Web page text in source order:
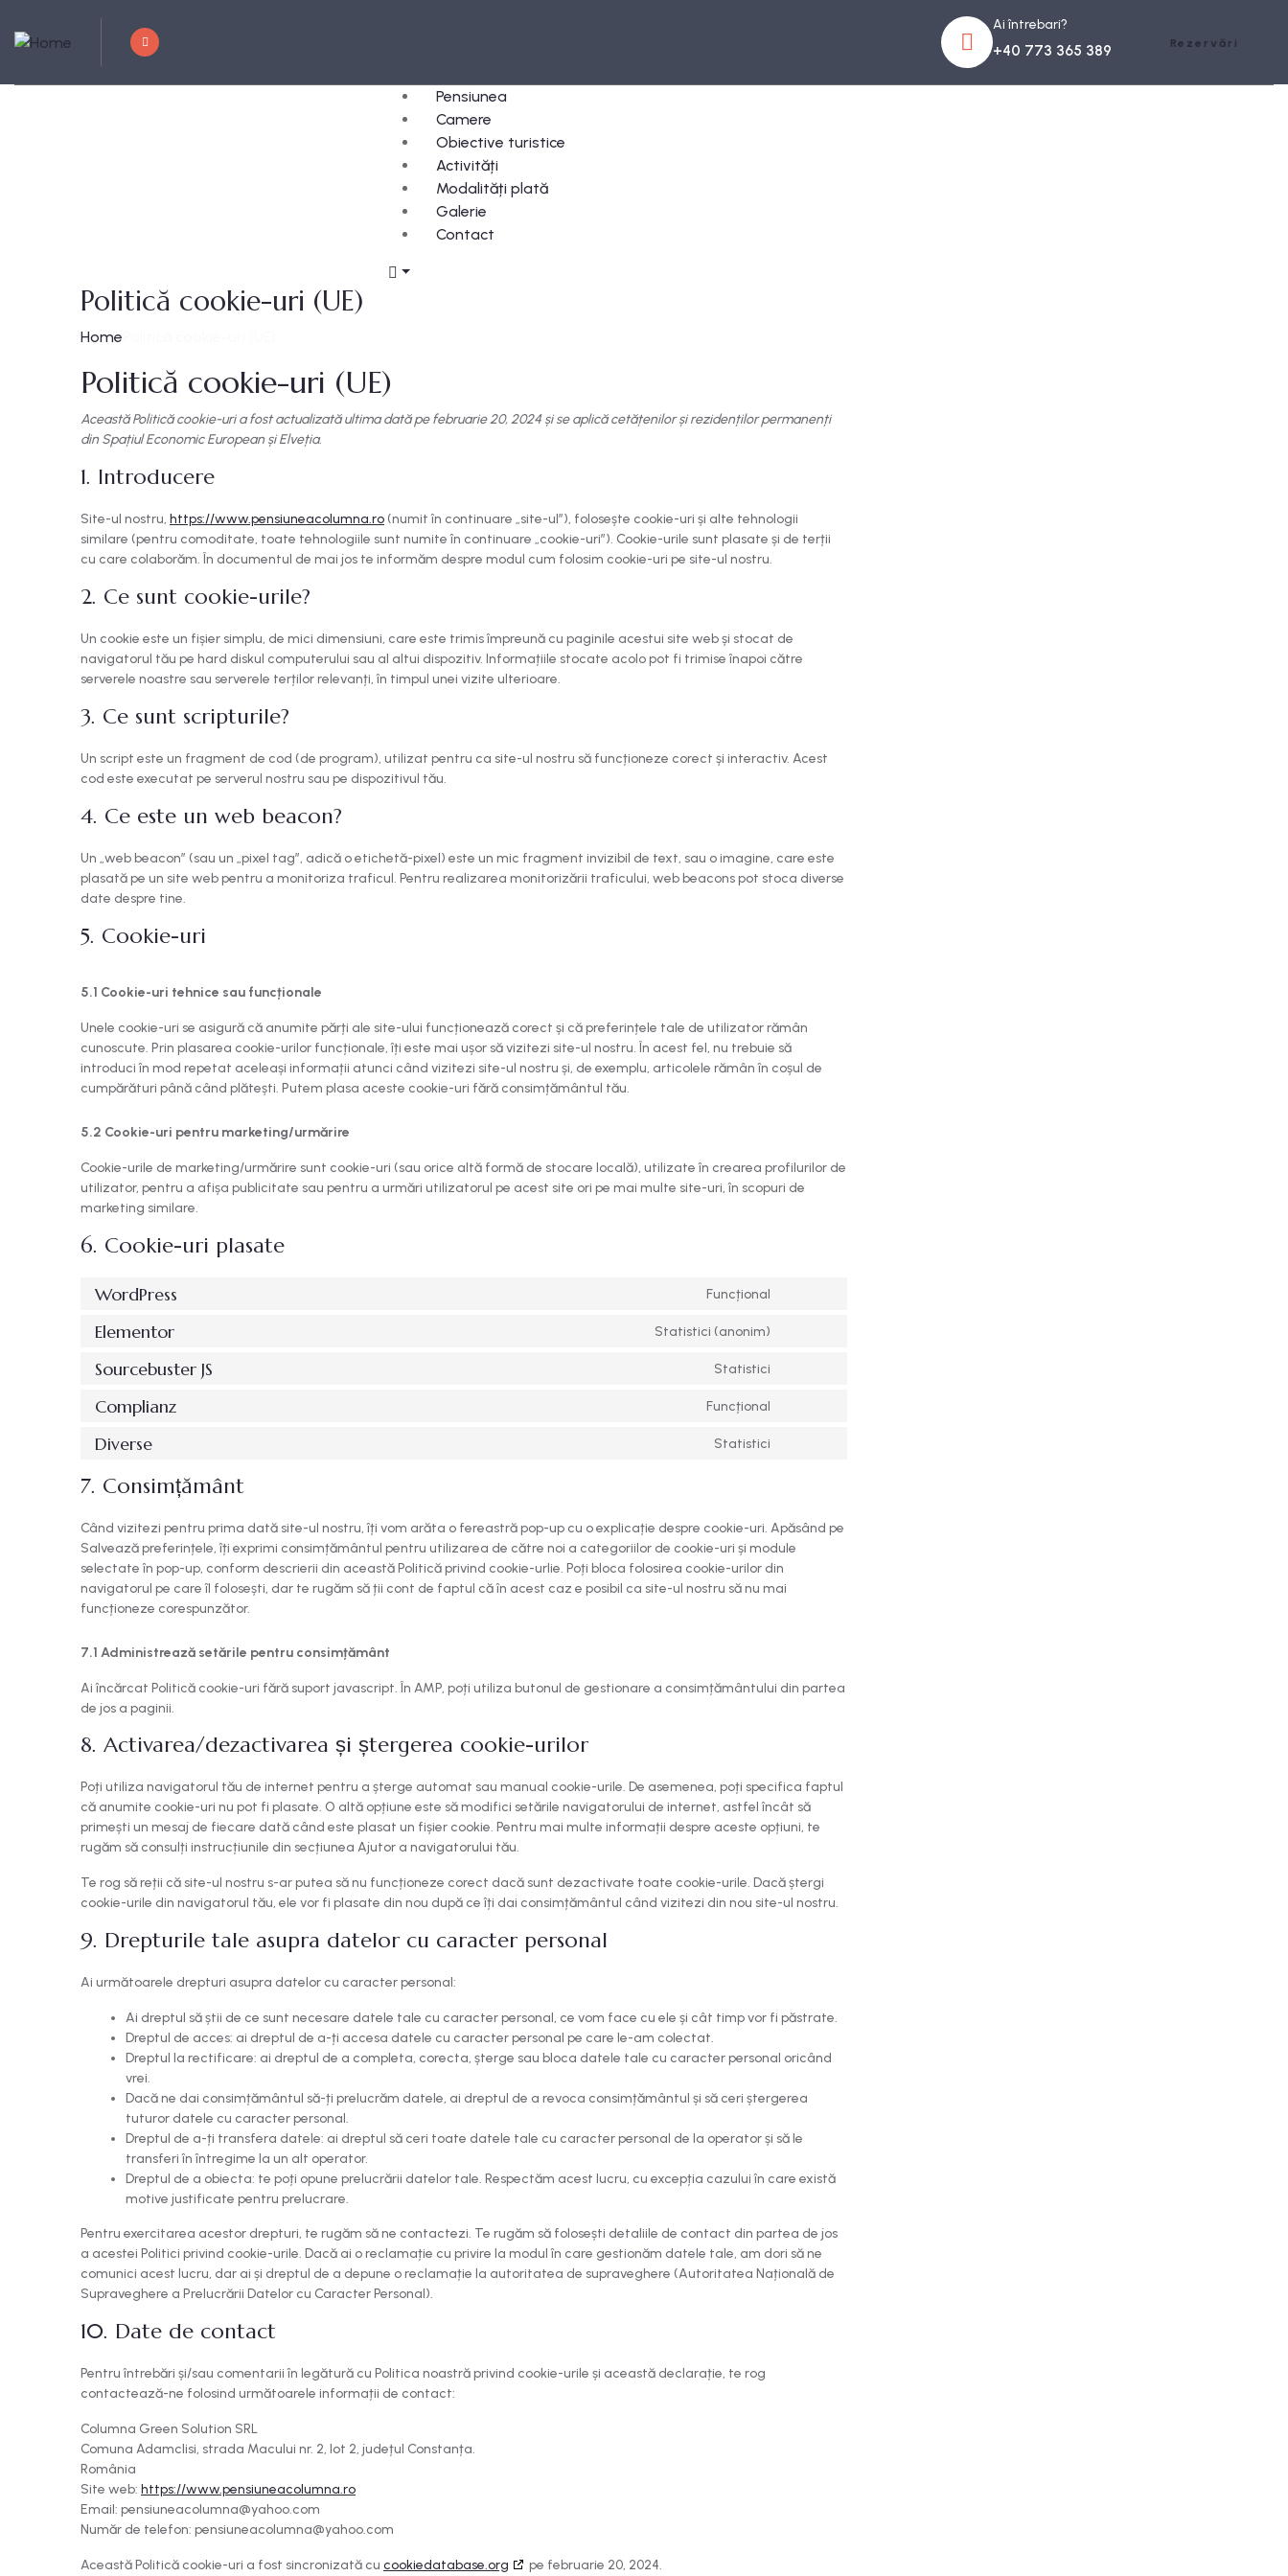
Ai întrebari?
+40 773 365 389 Rezervări
Pensiunea
Camere
Obiective turistice
Activități
Modalități plată
Galerie
Contact
Politică cookie-uri (UE)
Home
Politică cookie-uri (UE)
Această Politică cookie-uri a fost actualizată ultima dată pe februarie 20, 2024 și se aplică cetățenilor și rezidenților permanenți
din Spațiul Economic European și Elveția.
1. Introducere
Site-ul nostru, https://www.pensiuneacolumna.ro (numit în continuare „site-ul”), folosește cookie-uri și alte tehnologii
similare (pentru comoditate, toate tehnologiile sunt numite în continuare „cookie-uri”). Cookie-urile sunt plasate și de terții
cu care colaborăm. În documentul de mai jos te informăm despre modul cum folosim cookie-uri pe site-ul nostru.
2. Ce sunt cookie-urile?
Un cookie este un fișier simplu, de mici dimensiuni, care este trimis împreună cu paginile acestui site web și stocat de
navigatorul tău pe hard diskul computerului sau al altui dispozitiv. Informațiile stocate acolo pot fi trimise înapoi către
serverele noastre sau serverele terților relevanți, în timpul unei vizite ulterioare.
3. Ce sunt scripturile?
Un script este un fragment de cod (de program), utilizat pentru ca site-ul nostru să funcționeze corect și interactiv. Acest
cod este executat pe serverul nostru sau pe dispozitivul tău.
4. Ce este un web beacon?
Un „web beacon” (sau un „pixel tag”, adică o etichetă-pixel) este un mic fragment invizibil de text, sau o imagine, care este
plasată pe un site web pentru a monitoriza traficul. Pentru realizarea monitorizării traficului, web beacons pot stoca diverse
date despre tine.
5. Cookie-uri
5.1 Cookie-uri tehnice sau funcționale
Unele cookie-uri se asigură că anumite părți ale site-ului funcționează corect și că preferințele tale de utilizator rămân
cunoscute. Prin plasarea cookie-urilor funcționale, îți este mai ușor să vizitezi site-ul nostru. În acest fel, nu trebuie să
introduci în mod repetat aceleași informații atunci când vizitezi site-ul nostru și, de exemplu, articolele rămân în coșul de
cumpărături până când plătești. Putem plasa aceste cookie-uri fără consimțământul tău.
5.2 Cookie-uri pentru marketing/urmărire
Cookie-urile de marketing/urmărire sunt cookie-uri (sau orice altă formă de stocare locală), utilizate în crearea profilurilor de
utilizator, pentru a afișa publicitate sau pentru a urmări utilizatorul pe acest site ori pe mai multe site-uri, în scopuri de
marketing similare.
6. Cookie-uri plasate
WordPress Funcțional
Elementor Statistici (anonim)
Sourcebuster JS Statistici
Complianz Funcțional
Diverse Statistici
7. Consimțământ
Când vizitezi pentru prima dată site-ul nostru, îți vom arăta o fereastră pop-up cu o explicație despre cookie-uri. Apăsând pe
Salvează preferințele, îți exprimi consimțământul pentru utilizarea de către noi a categoriilor de cookie-uri și module
selectate în pop-up, conform descrierii din această Politică privind cookie-urlie. Poți bloca folosirea cookie-urilor din
navigatorul pe care îl folosești, dar te rugăm să ții cont de faptul că în acest caz e posibil ca site-ul nostru să nu mai
funcționeze corespunzător.
7.1 Administrează setările pentru consimțământ
Ai încărcat Politică cookie-uri fără suport javascript. În AMP, poți utiliza butonul de gestionare a consimțământului din partea
de jos a paginii.
8. Activarea/dezactivarea și ștergerea cookie-urilor
Poți utiliza navigatorul tău de internet pentru a șterge automat sau manual cookie-urile. De asemenea, poți specifica faptul
că anumite cookie-uri nu pot fi plasate. O altă opțiune este să modifici setările navigatorului de internet, astfel încât să
primești un mesaj de fiecare dată când este plasat un fișier cookie. Pentru mai multe informații despre aceste opțiuni, te
rugăm să consulți instrucțiunile din secțiunea Ajutor a navigatorului tău.
Te rog să reții că site-ul nostru s-ar putea să nu funcționeze corect dacă sunt dezactivate toate cookie-urile. Dacă ștergi
cookie-urile din navigatorul tău, ele vor fi plasate din nou după ce îți dai consimțământul când vizitezi din nou site-ul nostru.
9. Drepturile tale asupra datelor cu caracter personal
Ai următoarele drepturi asupra datelor cu caracter personal:
Ai dreptul să știi de ce sunt necesare datele tale cu caracter personal, ce vom face cu ele și cât timp vor fi păstrate.
Dreptul de acces: ai dreptul de a-ți accesa datele cu caracter personal pe care le-am colectat.
Dreptul la rectificare: ai dreptul de a completa, corecta, șterge sau bloca datele tale cu caracter personal oricând
vrei.
Dacă ne dai consimțământul să-ți prelucrăm datele, ai dreptul de a revoca consimțământul și să ceri ștergerea
tuturor datele cu caracter personal.
Dreptul de a-ți transfera datele: ai dreptul să ceri toate datele tale cu caracter personal de la operator și să le
transferi în întregime la un alt operator.
Dreptul de a obiecta: te poți opune prelucrării datelor tale. Respectăm acest lucru, cu excepția cazului în care există
motive justificate pentru prelucrare.
Pentru exercitarea acestor drepturi, te rugăm să ne contactezi. Te rugăm să folosești detaliile de contact din partea de jos
a acestei Politici privind cookie-urile. Dacă ai o reclamație cu privire la modul în care gestionăm datele tale, am dori să ne
comunici acest lucru, dar ai și dreptul de a depune o reclamație la autoritatea de supraveghere (Autoritatea Națională de
Supraveghere a Prelucrării Datelor cu Caracter Personal).
10. Date de contact
Pentru întrebări și/sau comentarii în legătură cu Politica noastră privind cookie-urile și această declarație, te rog
contactează-ne folosind următoarele informații de contact:
Columna Green Solution SRL
Comuna Adamclisi, strada Macului nr. 2, lot 2, județul Constanța.
România
Site web: https://www.pensiuneacolumna.ro
Email: pensiuneacolumna@yahoo.com
Număr de telefon: pensiuneacolumna@yahoo.com
Această Politică cookie-uri a fost sincronizată cu cookiedatabase.org pe februarie 20, 2024.